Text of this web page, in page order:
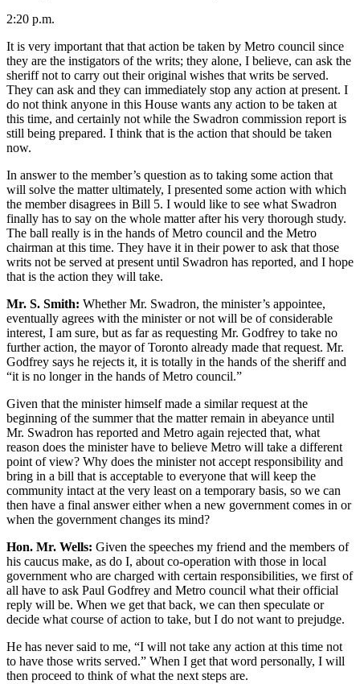
2:20 p.m.
It is very important that that action be taken by Metro council since
they are the instigators of the writs; they alone, I believe, can ask the
sheriff not to carry out their original wishes that writs be served.
They can ask and they can immediately stop any action at present. I
do not think anyone in this House wants any action to be taken at
this time, and certainly not while the Swadron commission report is
still being prepared. I think that is the action that should be taken
now.
In answer to the member’s question as to taking some action that
will solve the matter ultimately, I presented some action with which
the member disagrees in Bill 5. I would like to see what Swadron
finally has to say on the whole matter after his very thorough study.
The ball really is in the hands of Metro council and the Metro
chairman at this time. They have it in their power to ask that those
writs not be served at present until Swadron has reported, and I hope
that is the action they will take.
Mr. S. Smith: Whether Mr. Swadron, the minister’s appointee,
eventually agrees with the minister or not will be of considerable
interest, I am sure, but as far as requesting Mr. Godfrey to take no
further action, the mayor of Toronto already made that request. Mr.
Godfrey says he rejects it, it is totally in the hands of the sheriff and
“it is no longer in the hands of Metro council.”
Given that the minister himself made a similar request at the
beginning of the summer that the matter remain in abeyance until
Mr. Swadron has reported and Metro again rejected that, what
reason does the minister have to believe Metro will take a different
point of view? Why does the minister not accept responsibility and
bring in a bill that is acceptable to everyone that will keep the
community intact at the very least on a temporary basis, so we can
then have a final answer either when a new government comes in or
when the government changes its mind?
Hon. Mr. Wells: Given the speeches my friend and the members of
his caucus make, as do I, about co-operation with those in local
government who are charged with certain responsibilities, we first of
all have to ask Paul Godfrey and Metro council what their official
reply will be. When we get that back, we can then speculate or
decide what course of action to take, but I do not want to prejudge.
He has never said to me, “I will not take any action at this time not
to have those writs served.” When I get that word personally, I will
then proceed to think of what the next steps are.